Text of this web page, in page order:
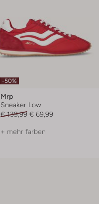
-50%
Mrp
Sneaker Low
€ 139,99 € 69,99
+ mehr farben